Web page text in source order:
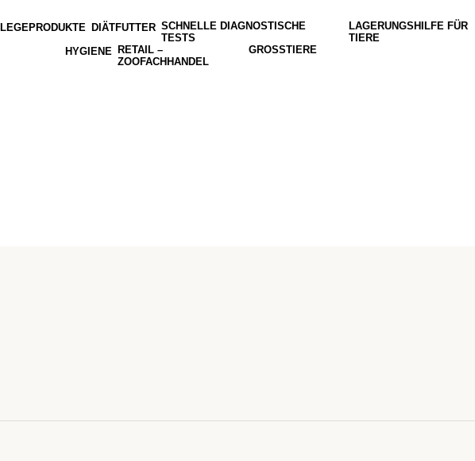
DIÄTFUTTER SCHNELLE DIAGNOSTISCHE
TESTS
LAGERUNGSHILFE FÜR
TIERE
HYGIENE
RETAIL –
ZOOFACHHANDEL
GROSSTIERE